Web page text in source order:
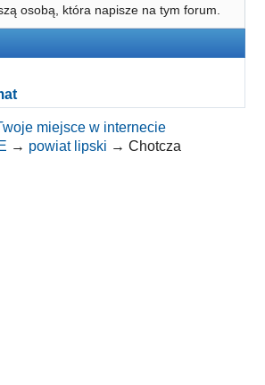
osobą, która napisze na tym forum.
miejsce w internecie
→ powiat lipski →Chotcza